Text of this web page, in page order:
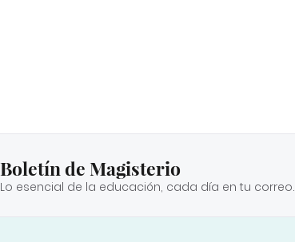
Boletín de Magisterio
Lo esencial de la educación, cada día en tu correo.